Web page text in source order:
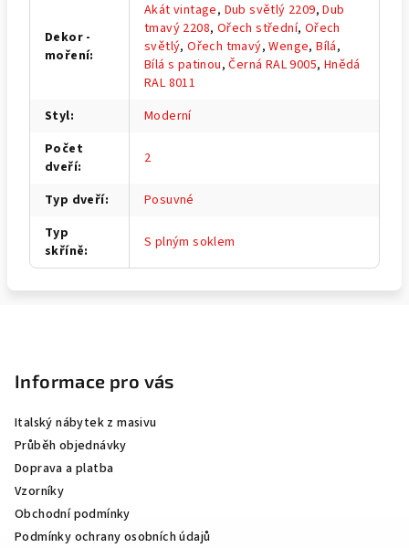
Dekor -
moření:
Akát vintage, Dub světlý 2209,Dub
tmavý 2208, Ořech střední, Ořech
světlý,Ořech tmavý,Wenge,Bílá,
Bílá s patinou,Černá RAL 9005, Hnědá
RAL 8011
Styl:
Moderní
Počet
dveří: 2
Typ dveří:
Posuvné
Typ
skříně: S plným soklem
Informace pro vás
Italský nábytek z masivu
Průběh objednávky
Doprava a platba
Vzorníky
Obchodní podmínky
Podmínky ochrany osobních údajů